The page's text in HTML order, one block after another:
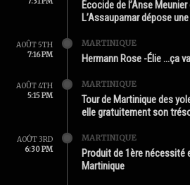
Écocide de l’Anse
L’Assaupamar dépose
AOÛT 5TH
7:16 PM
MARTINIQUE
Hermann Rose -Élie …ça
AOÛT 4TH
5:15 PM
MARTINIQUE
Tour de Martinique des
elle gratuitement son
AOÛT 3RD
6:30 PM
MARTINIQUE
Produit de 1ère nécessité
Martinique